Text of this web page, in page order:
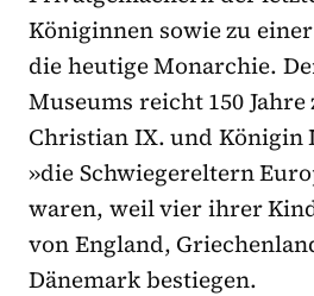
Königinnen sowie zu
die heutige Monarchie.
Museums reicht 150
Christian IX. und Königin
»die Schwiegereltern
waren, weil vier ihrer
von England,
Dänemark bestiegen.